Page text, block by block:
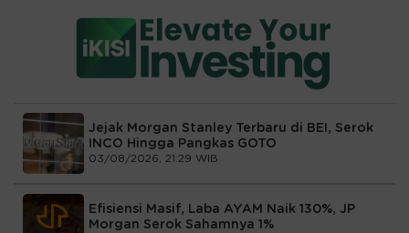
Jejak Morgan Stanley Terbaru di BEI, Serok
INCO Hingga Pangkas GOTO
03/08/2026, 21:29 WIB
Efisiensi Masif, Laba AYAM Naik 130%, JP
Morgan Serok Sahamnya 1%